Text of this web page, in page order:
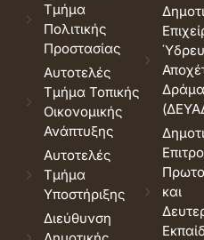
Τμήμα
Πολιτικής
Προστασίας
Αυτοτελές
Τμήμα Τοπικής
Οικονομικής
Ανάπτυξης
Αυτοτελές
Τμήμα
Υποστήριξης
Διεύθυνση
και